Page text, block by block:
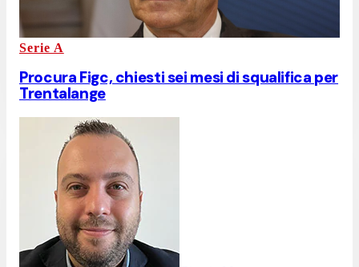
Serie A
Procura Figc, chiesti sei mesi di squalifica per
Trentalange